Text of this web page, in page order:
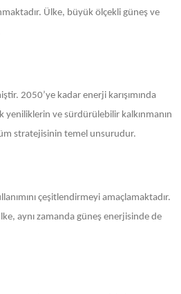
Ülke, büyük ölçekli güneş ve
2050’ye kadar enerji karışımında
ve sürdürülebilir kalkınmanın
stratejisinin temel unsurudur.
çeşitlendirmeyi amaçlamaktadır.
aynı zamanda güneş enerjisinde de